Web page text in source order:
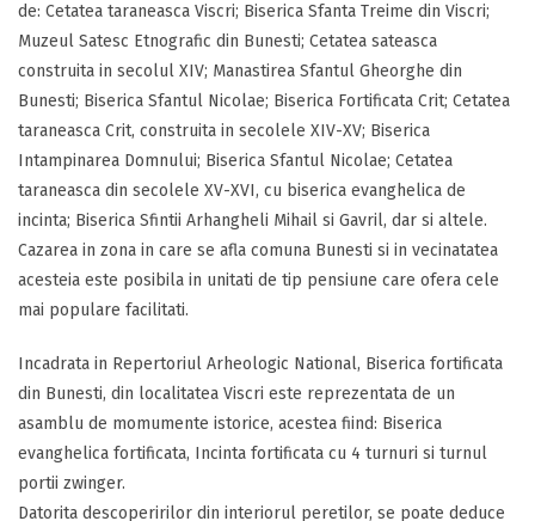
de: Cetatea taraneasca Viscri; Biserica Sfanta Treime din Viscri;
Muzeul Satesc Etnografic din Bunesti; Cetatea sateasca
construita in secolul XIV; Manastirea Sfantul Gheorghe din
Bunesti; Biserica Sfantul Nicolae; Biserica Fortificata Crit; Cetatea
taraneasca Crit, construita in secolele XIV-XV; Biserica
Intampinarea Domnului; Biserica Sfantul Nicolae; Cetatea
taraneasca din secolele XV-XVI, cu biserica evanghelica de
incinta; Biserica Sfintii Arhangheli Mihail si Gavril, dar si altele.
Cazarea in zona in care se afla comuna Bunesti si in vecinatatea
acesteia este posibila in unitati de tip pensiune care ofera cele
mai populare facilitati.
Incadrata in Repertoriul Arheologic National, Biserica fortificata
din Bunesti, din localitatea Viscri este reprezentata de un
asamblu de momumente istorice, acestea fiind: Biserica
evanghelica fortificata, Incinta fortificata cu 4 turnuri si turnul
portii zwinger.
Datorita descoperirilor din interiorul peretilor, se poate deduce